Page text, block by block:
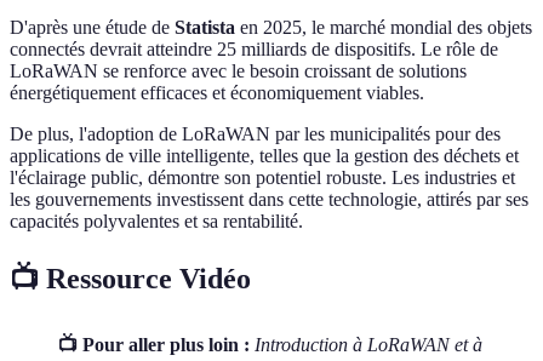
D'après une étude de Statista en 2025, le marché mondial des objets
connectés devrait atteindre 25 milliards de dispositifs. Le rôle de
LoRaWAN se renforce avec le besoin croissant de solutions
énergétiquement efficaces et économiquement viables.
De plus, l'adoption de LoRaWAN par les municipalités pour des
applications de ville intelligente, telles que la gestion des déchets et
l'éclairage public, démontre son potentiel robuste. Les industries et
les gouvernements investissent dans cette technologie, attirés par ses
capacités polyvalentes et sa rentabilité.
📺 Ressource Vidéo
📺 Pour aller plus loin : Introduction à LoRaWAN et à